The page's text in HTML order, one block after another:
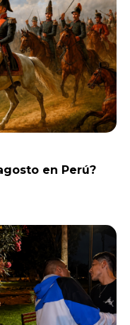
en Perú?